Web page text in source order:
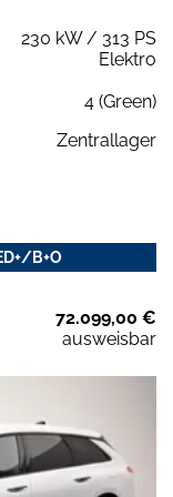
230 kW / 313 PS
Elektro
4 (Green)
Zentrallager
B+O
72.099,00 €
ausweisbar